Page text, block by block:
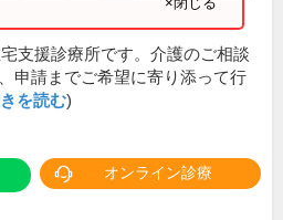
支援診療所です。介護のご相談
申請までご希望に寄り添って行
を読む)
オンライン診療